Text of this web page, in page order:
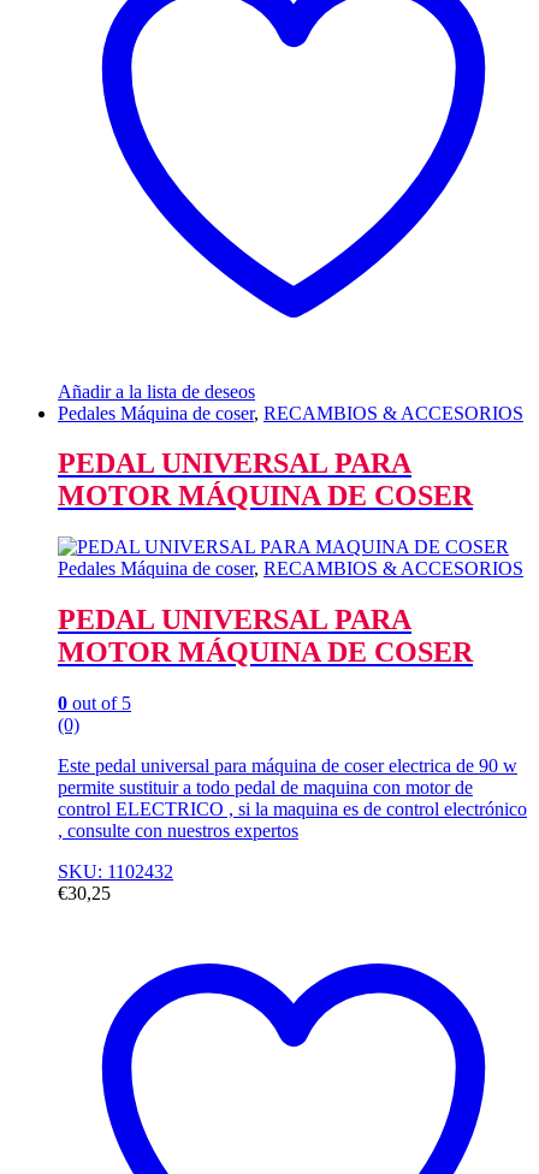
Añadir a la lista de deseos
Pedales Máquina de coser, RECAMBIOS & ACCESORIOS
PEDAL UNIVERSAL PARA
MOTOR MÁQUINA DE COSER
Pedales Máquina de coser, RECAMBIOS & ACCESORIOS
PEDAL UNIVERSAL PARA
MOTOR MÁQUINA DE COSER
0 out of 5
(0)
Este pedal universal para máquina de coser electrica de 90 w
permite sustituir a todo pedal de maquina con motor de
control ELECTRICO , si la maquina es de control electrónico
, consulte con nuestros expertos
SKU: 1102432
€30,25